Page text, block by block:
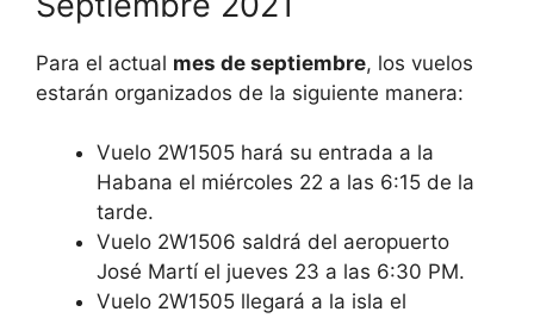
Para el actual mes de septiembre, los vuelos
estarán organizados de la siguiente manera:
Vuelo 2W1505 hará su entrada a la
Habana el miércoles 22 a las 6:15 de la
tarde.
Vuelo 2W1506 saldrá del aeropuerto
José Martí el jueves 23 a las 6:30 PM.
Vuelo 2W1505 llegará a la isla el